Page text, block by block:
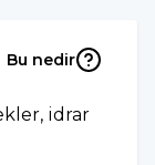
Bu nedir
idrar